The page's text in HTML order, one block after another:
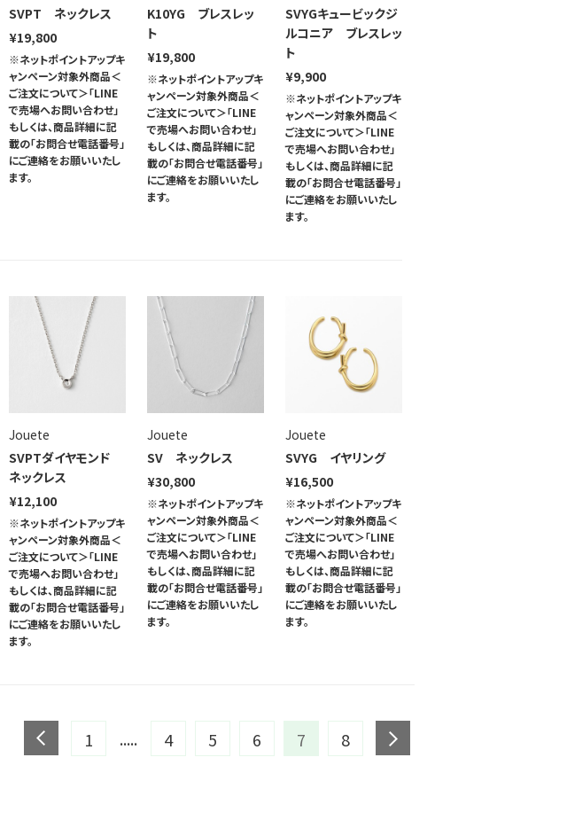
SVPT ネックレス
¥19,800
※ネットポイントアップキ
ャンペーン対象外商品＜
ご注文について＞「LINE
で売場へお問い合わせ」
もしくは、商品詳細に記
載の「お問合せ電話番号」
にご連絡をお願いいたし
ます。
K10YG ブレスレッ
ト
¥19,800
※ネットポイントアップキ
ャンペーン対象外商品＜
ご注文について＞「LINE
で売場へお問い合わせ」
もしくは、商品詳細に記
載の「お問合せ電話番号」
にご連絡をお願いいたし
ます。
SVYGキュービックジ
ルコニア ブレスレッ
ト
¥9,900
※ネットポイントアップキ
ャンペーン対象外商品＜
ご注文について＞「LINE
で売場へお問い合わせ」
もしくは、商品詳細に記
載の「お問合せ電話番号」
にご連絡をお願いいたし
ます。
Jouete
SVPTダイヤモンド
ネックレス
¥12,100
※ネットポイントアップキ
ャンペーン対象外商品＜
ご注文について＞「LINE
で売場へお問い合わせ」
もしくは、商品詳細に記
載の「お問合せ電話番号」
にご連絡をお願いいたし
ます。
Jouete
SV ネックレス
¥30,800
※ネットポイントアップキ
ャンペーン対象外商品＜
ご注文について＞「LINE
で売場へお問い合わせ」
もしくは、商品詳細に記
載の「お問合せ電話番号」
にご連絡をお願いいたし
ます。
Jouete
SVYG イヤリング
¥16,500
※ネットポイントアップキ
ャンペーン対象外商品＜
ご注文について＞「LINE
で売場へお問い合わせ」
もしくは、商品詳細に記
載の「お問合せ電話番号」
にご連絡をお願いいたし
ます。
prev1 ..... 4 5 6 7 8